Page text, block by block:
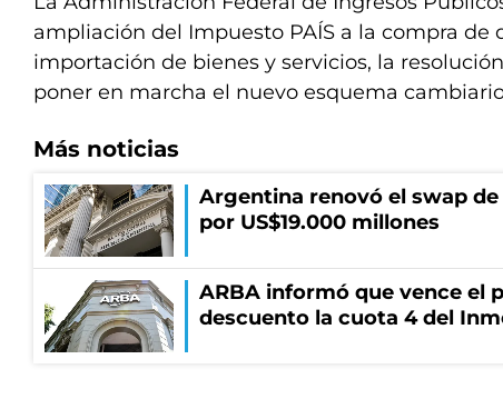
ampliación del Impuesto PAÍS a la compra de
importación de bienes y servicios, la
poner en marcha el nuevo esquema
Más noticias
Argentina renovó el swap
por US$19.000 millones
ARBA informó que vence el
descuento la cuota 4 del